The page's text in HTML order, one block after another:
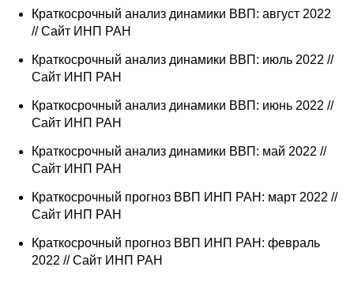
Краткосрочный анализ динамики ВВП: август 2022
// Сайт ИНП РАН
Краткосрочный анализ динамики ВВП: июль 2022 //
Сайт ИНП РАН
Краткосрочный анализ динамики ВВП: июнь 2022 //
Сайт ИНП РАН
Краткосрочный анализ динамики ВВП: май 2022 //
Сайт ИНП РАН
Краткосрочный прогноз ВВП ИНП РАН: март 2022 //
Сайт ИНП РАН
Краткосрочный прогноз ВВП ИНП РАН: февраль
2022 // Сайт ИНП РАН